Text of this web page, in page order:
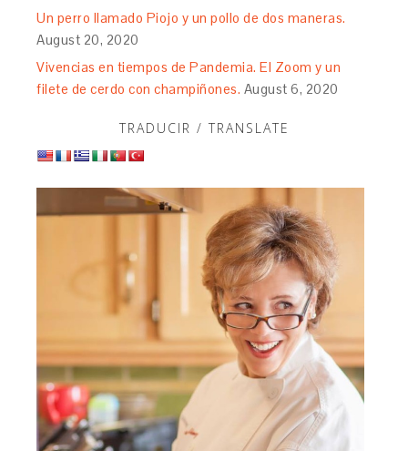
Un perro llamado Piojo y un pollo de dos maneras.
August 20, 2020
Vivencias en tiempos de Pandemia. El Zoom y un
filete de cerdo con champiñones. August 6, 2020
TRADUCIR / TRANSLATE